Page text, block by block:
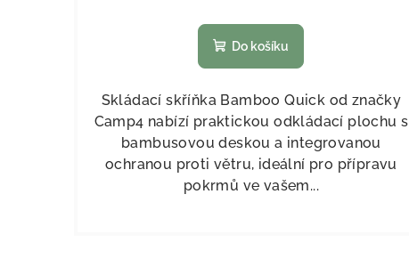
Do košíku
Skládací skříňka Bamboo Quick od značky
Camp4 nabízí praktickou odkládací plochu s
bambusovou deskou a integrovanou
ochranou proti větru, ideální pro přípravu
pokrmů ve vašem...